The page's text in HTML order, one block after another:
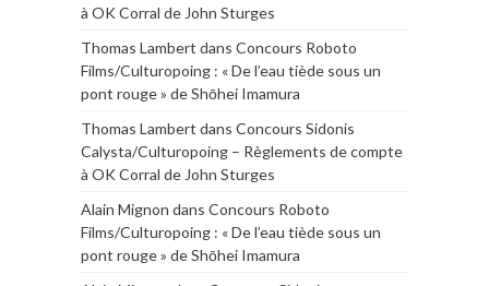
à OK Corral de John Sturges
Thomas Lambert dans Concours Roboto
Films/Culturopoing : « De l’eau tiède sous un
pont rouge » de Shōhei Imamura
Thomas Lambert dans Concours Sidonis
Calysta/Culturopoing – Règlements de compte
à OK Corral de John Sturges
Alain Mignon dans Concours Roboto
Films/Culturopoing : « De l’eau tiède sous un
pont rouge » de Shōhei Imamura